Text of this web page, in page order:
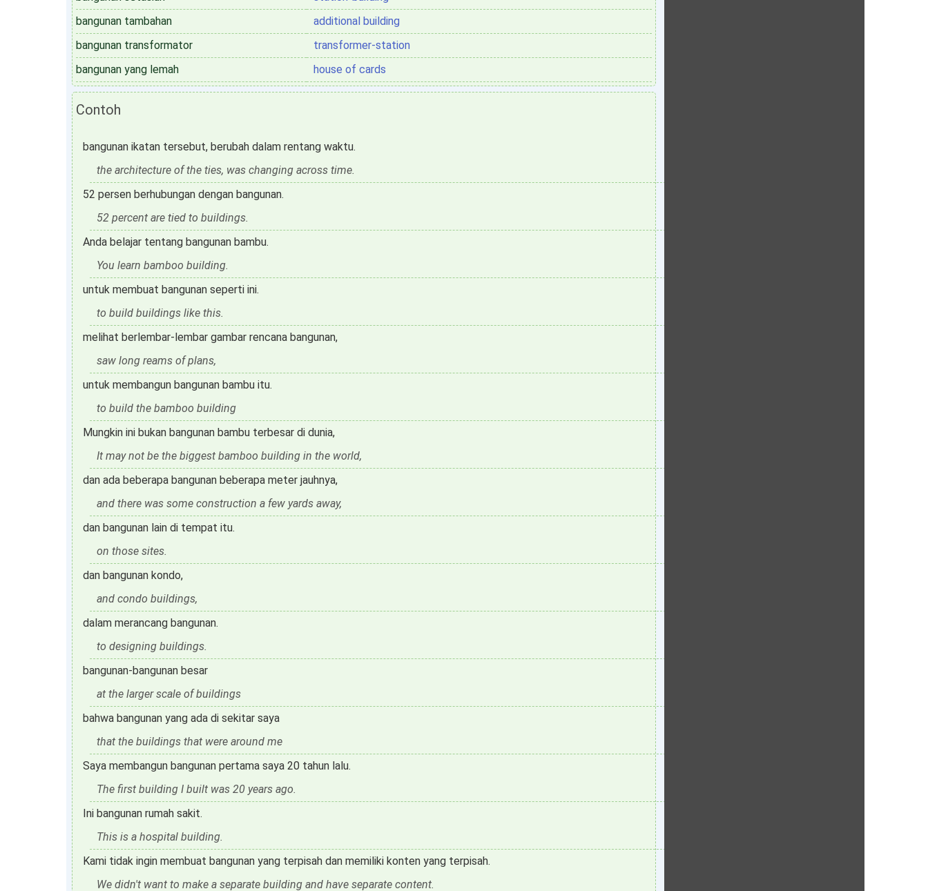
bangunan tambahan
additional building
bangunan transformator
transformer-station
bangunan yang lemah
house of cards
Contoh
bangunan ikatan tersebut, berubah dalam rentang waktu.
the architecture of the ties, was changing across time.
52 persen berhubungan dengan bangunan.
52 percent are tied to buildings.
Anda belajar tentang bangunan bambu.
You learn bamboo building.
untuk membuat bangunan seperti ini.
to build buildings like this.
melihat berlembar-lembar gambar rencana bangunan,
saw long reams of plans,
untuk membangun bangunan bambu itu.
to build the bamboo building
Mungkin ini bukan bangunan bambu terbesar di dunia,
It may not be the biggest bamboo building in the world,
dan ada beberapa bangunan beberapa meter jauhnya,
and there was some construction a few yards away,
dan bangunan lain di tempat itu.
on those sites.
dan bangunan kondo,
and condo buildings,
dalam merancang bangunan.
to designing buildings.
bangunan-bangunan besar
at the larger scale of buildings
bahwa bangunan yang ada di sekitar saya
that the buildings that were around me
Saya membangun bangunan pertama saya 20 tahun lalu.
The first building I built was 20 years ago.
Ini bangunan rumah sakit.
This is a hospital building.
Kami tidak ingin membuat bangunan yang terpisah dan memiliki konten yang terpisah.
We didn't want to make a separate building and have separate content.